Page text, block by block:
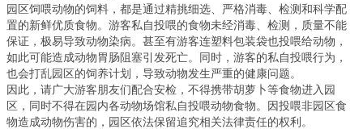
园区饲喂动物的饲料，都是通过精挑细选、严格消毒、检测和科学配
置的新鲜优质食物。游客私自投喂的食物未经消毒、检测，质量不能
保证，极易导致动物染病。甚至有游客连塑料包装袋也投喂给动物，
如此可能造成动物胃肠阻塞引发死亡。同时，游客的私自投喂行为，
也会打乱园区的饲养计划，导致动物发生严重的健康问题。
因此，请广大游客朋友们配合安检，不得携带胡萝卜等食物进入园
区，同时不得在园内各动物场馆私自投喂动物食物。 因投喂非园区食
物造成动物伤害的，园区依法保留追究相关法律责任的权利。